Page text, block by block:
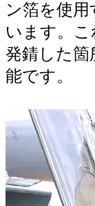
ン箔を使
います。こ
発錆した箇
能です。